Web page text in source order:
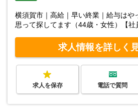
横須賀市｜高給｜早い終業｜給与はや
思って探してます（44歳・女性）【社
求人情報を詳しく
求人を保存 電話で質問